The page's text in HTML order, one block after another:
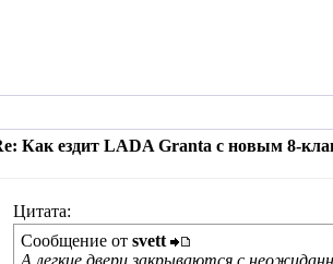
Как ездит LADA Granta с новым 8-
Цитата:
Сообщение от svett
А легкие двери закрываются с